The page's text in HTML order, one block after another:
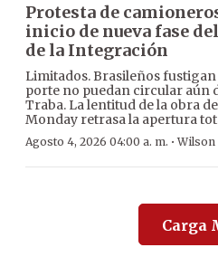
Protesta de
inicio de nueva fase
de la Integración
Limitados. Brasileños
porte no puedan circular aún
Traba. La lentitud de la obra
Monday retrasa la apertura
Agosto 4, 2026 04:00 a. m. ·
Carga